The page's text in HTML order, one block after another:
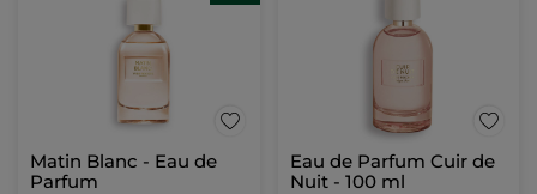
Matin Blanc - Eau de
Parfum
Eau de Parfum Cuir de
Nuit - 100 ml